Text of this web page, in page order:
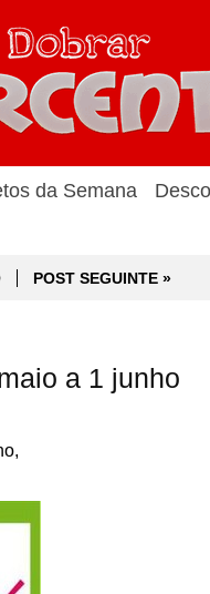
da Semana
POST SEGUINTE »
a 1 junho